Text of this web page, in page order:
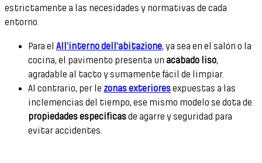
estrictamente a las necesidades y normativas de cada
entorno.
Para el All'interno dell'abitazione, ya sea en el salón o la
cocina, el pavimento presenta un acabado liso,
agradable al tacto y sumamente fácil de limpiar.
Al contrario, per le zonas exterioresexpuestas a las
inclemencias del tiempo, ese mismo modelo se dota de
propiedades específicasde agarre y seguridad para
evitar accidentes.